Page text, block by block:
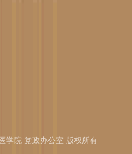
学院 党政办公室 版权所有